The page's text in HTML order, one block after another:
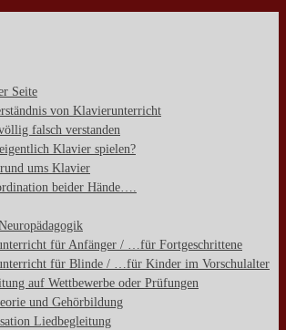
Seite
von Klavierunterricht
falsch verstanden
Klavier spielen?
ums Klavier
beider Hände….
für Anfänger / …für Fortgeschrittene
für Blinde / …für Kinder im Vorschulalter
auf Wettbewerbe oder Prüfungen
und Gehörbildung
Liedbegleitung